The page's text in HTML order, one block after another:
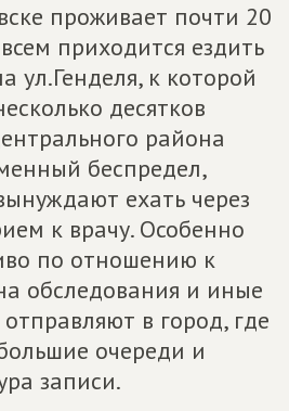
проживает почти 20
приходится ездить
ул.Генделя, к которой
десятков
района
беспредел,
ехать через
к врачу. Особенно
по отношению к
обследования и иные
в город, где
очереди и
записи.